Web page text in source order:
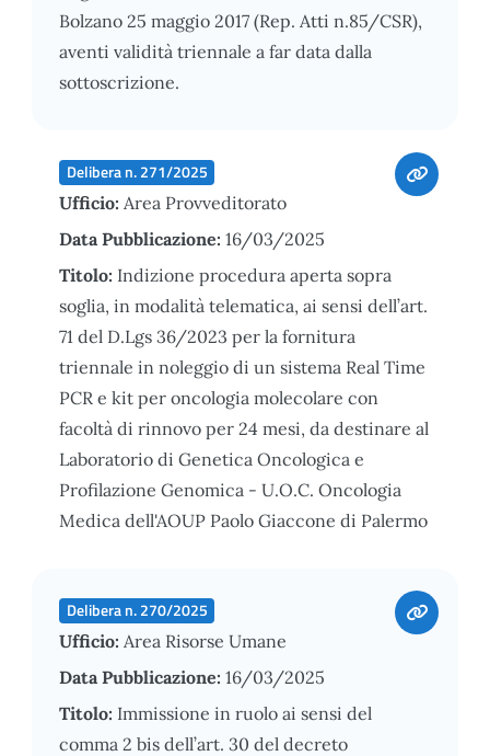
Bolzano 25 maggio 2017 (Rep. Atti n.85/CSR),
aventi validità triennale a far data dalla
sottoscrizione.
Delibera n. 271/2025
Ufficio: Area Provveditorato
Data Pubblicazione: 16/03/2025
Titolo: Indizione procedura aperta sopra
soglia, in modalità telematica, ai sensi dell’art.
71 del D.Lgs 36/2023 per la fornitura
triennale in noleggio di un sistema Real Time
PCR e kit per oncologia molecolare con
facoltà di rinnovo per 24 mesi, da destinare al
Laboratorio di Genetica Oncologica e
Profilazione Genomica - U.O.C. Oncologia
Medica dell'AOUP Paolo Giaccone di Palermo
Delibera n. 270/2025
Ufficio: Area Risorse Umane
Data Pubblicazione: 16/03/2025
Titolo: Immissione in ruolo ai sensi del
comma 2 bis dell’art. 30 del decreto